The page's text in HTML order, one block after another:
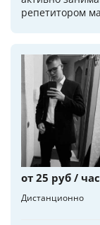
репетитором
от 25 руб / час
Дистанционно